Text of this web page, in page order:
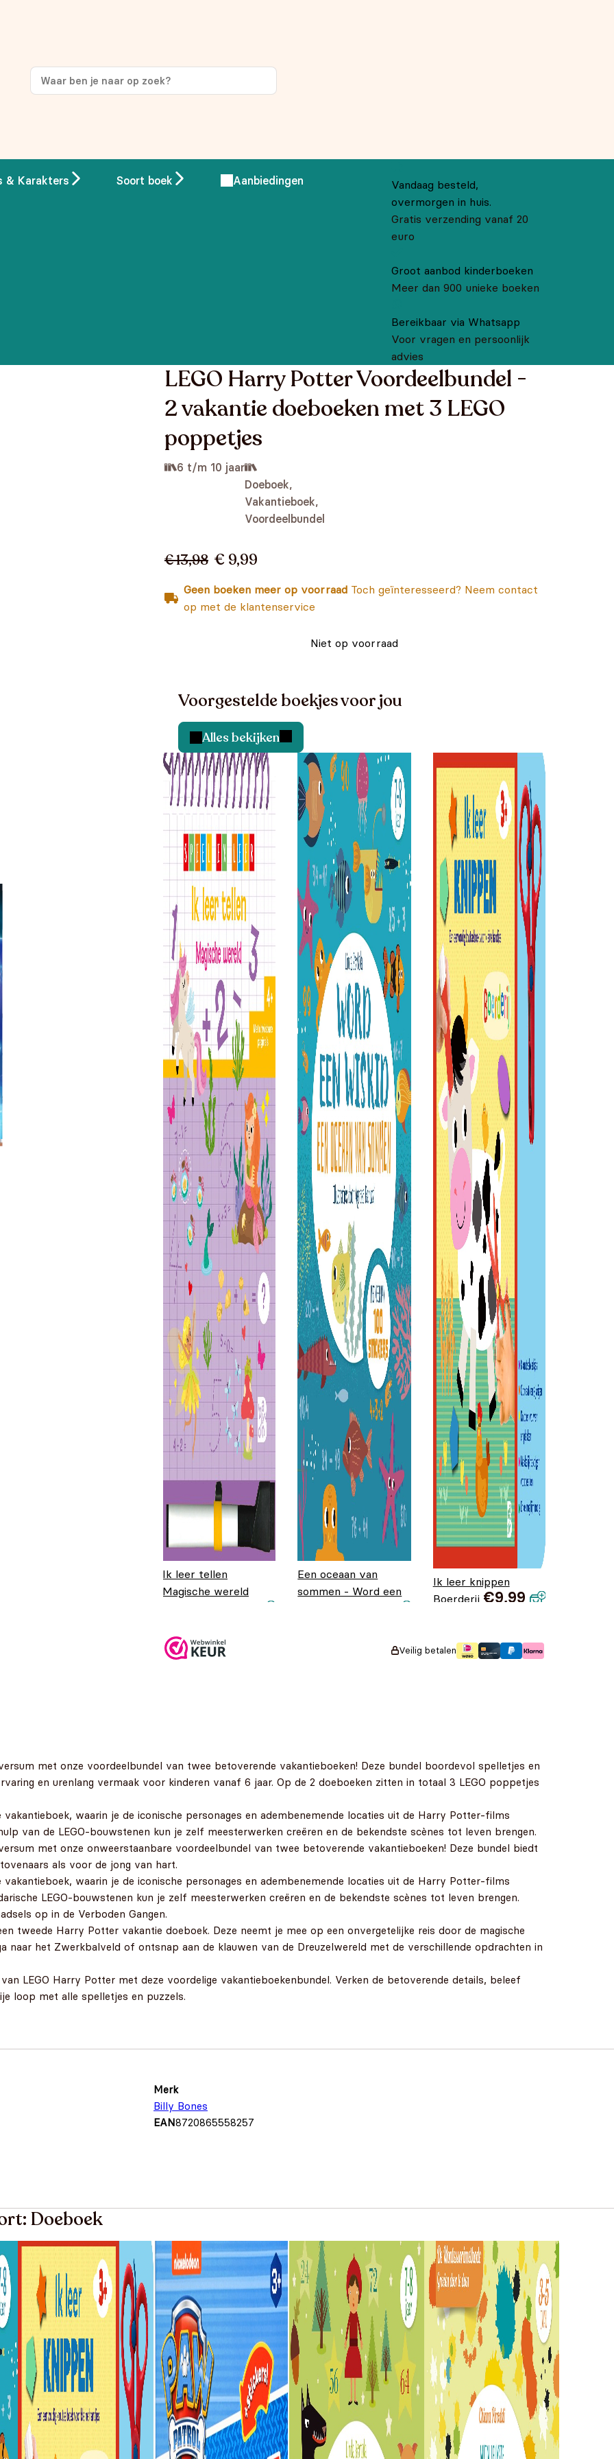
& Karakters Soort boek Aanbiedingen
Vandaag besteld,
overmorgen in huis.
Gratis verzending vanaf 20
euro
Groot aanbod kinderboeken
Meer dan 900 unieke boeken
Bereikbaar via Whatsapp
Voor vragen en persoonlijk
advies
LEGO Harry Potter Voordeelbundel -
2 vakantie doeboeken met 3 LEGO
poppetjes
6 t/m 10 jaar
Doeboek,
Vakantieboek,
Voordeelbundel
€ 13,98 € 9,99
Geen boeken meer op voorraad Toch geïnteresseerd? Neem contact
op met de klantenservice
Niet op voorraad
Voorgestelde boekjes voor jou
Alles bekijken
Ik leer tellen
Magische wereld
€8,99.
Een oceaan van
sommen - Word een
Ik leer knippen
Boerderij €9,99
Veilig betalen
met onze voordeelbundel van twee betoverende vakantieboeken! Deze bundel boordevol spelletjes en
en urenlang vermaak voor kinderen vanaf 6 jaar. Op de 2 doeboeken zitten in totaal 3 LEGO poppetjes
waarin je de iconische personages en adembenemende locaties uit de Harry Potter-films
van de LEGO-bouwstenen kun je zelf meesterwerken creëren en de bekendste scènes tot leven brengen.
met onze onweerstaanbare voordeelbundel van twee betoverende vakantieboeken! Deze bundel biedt
als voor de jong van hart.
waarin je de iconische personages en adembenemende locaties uit de Harry Potter-films
LEGO-bouwstenen kun je zelf meesterwerken creëren en de bekendste scènes tot leven brengen.
op in de Verboden Gangen.
tweede Harry Potter vakantie doeboek. Deze neemt je mee op een onvergetelijke reis door de magische
naar het Zwerkbalveld of ontsnap aan de klauwen van de Dreuzelwereld met de verschillende opdrachten in
LEGO Harry Potter met deze voordelige vakantieboekenbundel. Verken de betoverende details, beleef
loop met alle spelletjes en puzzels.
Merk
Billy Bones
EAN8720865558257
Doeboek
op je eerste aankoop!